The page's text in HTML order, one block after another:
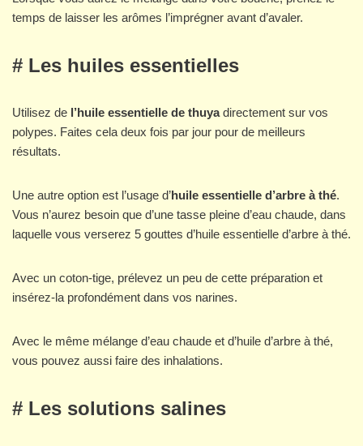
temps de laisser les arômes l’imprégner avant d’avaler.
# Les huiles essentielles
Utilisez de l’huile essentielle de thuyadirectement sur vos
polypes. Faites cela deux fois par jour pour de meilleurs
résultats.
Une autre option est l’usage d’huile essentielle d’arbre à thé.
Vous n’aurez besoin que d’une tasse pleine d’eau chaude, dans
laquelle vous verserez 5 gouttes d’huile essentielle d’arbre à thé.
Avec un coton-tige, prélevez un peu de cette préparation et
insérez-la profondément dans vos narines.
Avec le même mélange d’eau chaude et d’huile d’arbre à thé,
vous pouvez aussi faire des inhalations.
# Les solutions salines